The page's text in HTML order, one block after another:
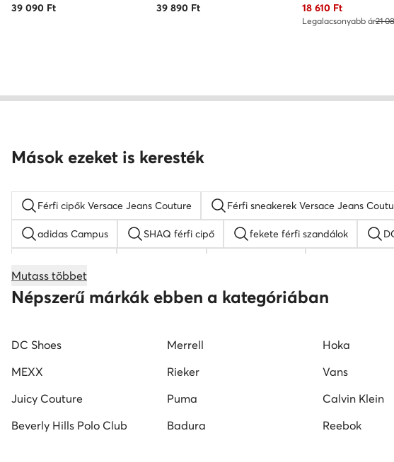
39 090 Ft
39 890 Ft
Aktuális ár
18 610Ft
Legalacsonyabb ár21
Mások ezeket is keresték
Férfi cipők Versace Jeans Couture Férfi sneakerek Versace Jeans
adidas Campus SHAQ férfi cipő fekete férfi szandálok
férfi adidas cipő elegáns férfi cipő fehér férfi cipő
Mutass többet
Népszerű márkák ebben a kategóriában
DC Shoes Merrell Hoka
MEXX
Rieker Vans
Juicy Couture
Puma Calvin Klein
Beverly Hills Polo Club
Badura Reebok